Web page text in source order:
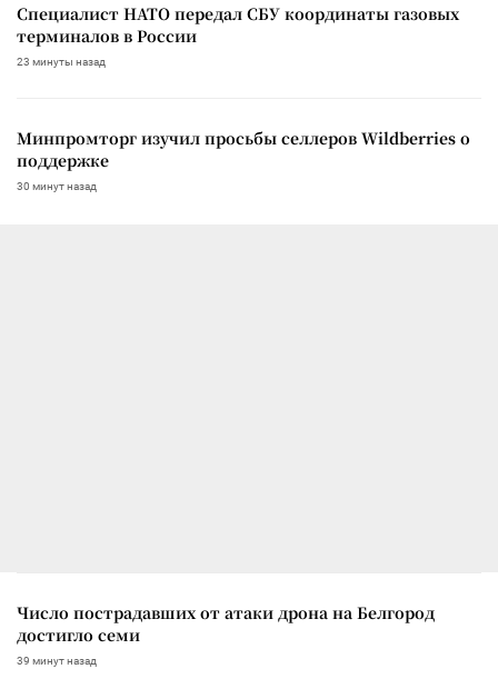
Специалист НАТО передал СБУ координаты газовых
терминалов в России
23 минуты назад
Минпромторг изучил просьбы селлеров Wildberries о
поддержке
30 минут назад
Число пострадавших от атаки дрона на Белгород
достигло семи
39 минут назад